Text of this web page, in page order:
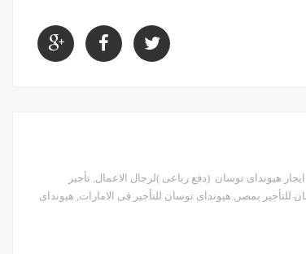
ايجار هيونداى توسان (دفع رباعى )لرجال الاعمال, تأجير
للتأجير بمصر , هيونداى توسان للتأجير فى الامارات, هيونداى